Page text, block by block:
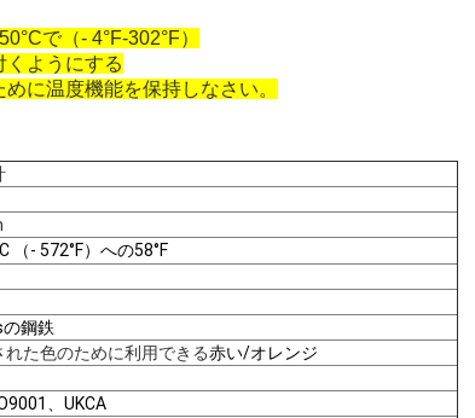
で（- 4°F-302°F）
くようにする
に温度機能を保持しなさい。
（- 572°F）への58°F
鋼鉄
れた色のために利用できる赤い/オレンジ
、UKCA